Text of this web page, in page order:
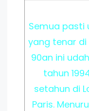
Semua pasti
yang tenar di
90an ini
tahun
setahun di
Paris.